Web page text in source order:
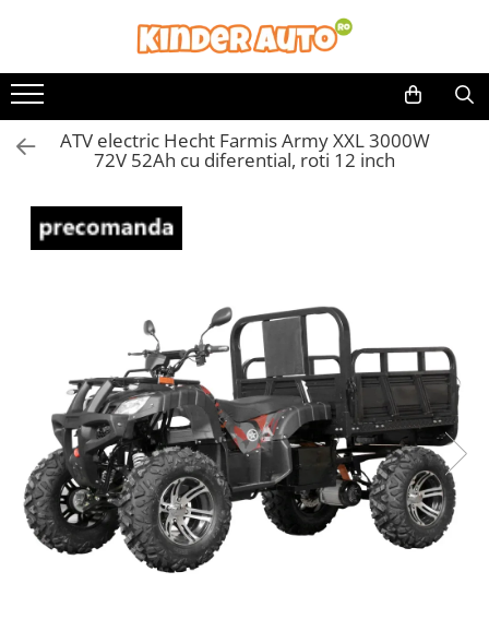
Toate Produsele
Produse in stoc
Masinute electrice
Motociclete electrice
ATV & UTV Electrice
Vehicule electrice adulti
Masinute electrice Mercedes
Masinute electrice tip SUV
Piese & Accesorii
Jucarii RC cu telecomanda
ATV electric Hecht Farmis Army XXL 3000W
72V 52Ah cu diferential, roti 12 inch